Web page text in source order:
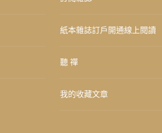
紙本雜誌訂戶開通線上閱讀
聽 禪
我的收藏文章